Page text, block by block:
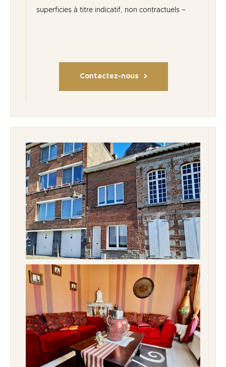
superficies à titre indicatif, non contractuels –
Contactez-nous